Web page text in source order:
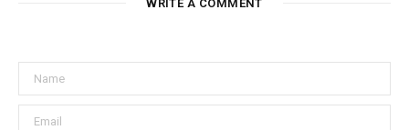
WRITE A COMMENT